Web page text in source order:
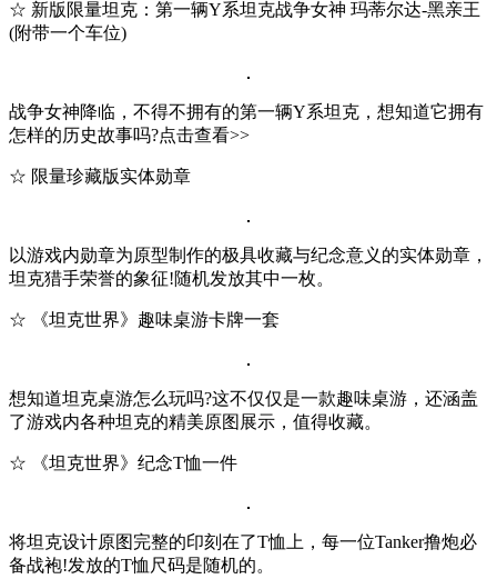
☆ 新版限量坦克：第一辆Y系坦克战争女神 玛蒂尔达-黑亲王
(附带一个车位)
战争女神降临，不得不拥有的第一辆Y系坦克，想知道它拥有
怎样的历史故事吗?点击查看>>
☆ 限量珍藏版实体勋章
以游戏内勋章为原型制作的极具收藏与纪念意义的实体勋章，
坦克猎手荣誉的象征!随机发放其中一枚。
☆ 《坦克世界》趣味桌游卡牌一套
想知道坦克桌游怎么玩吗?这不仅仅是一款趣味桌游，还涵盖
了游戏内各种坦克的精美原图展示，值得收藏。
☆ 《坦克世界》纪念T恤一件
将坦克设计原图完整的印刻在了T恤上，每一位Tanker撸炮必
备战袍!发放的T恤尺码是随机的。